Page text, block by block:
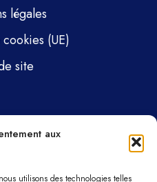
aux
utilisons des technologies telles
légales
(UE)
site